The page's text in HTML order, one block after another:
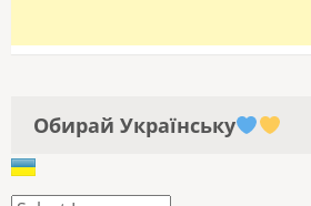
Обирай Українську